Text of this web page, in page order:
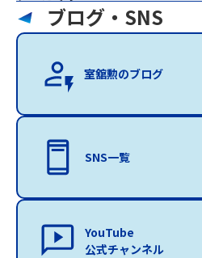
ブログ・SNS
室舘勲のブログ
SNS一覧
YouTube
公式チャンネル